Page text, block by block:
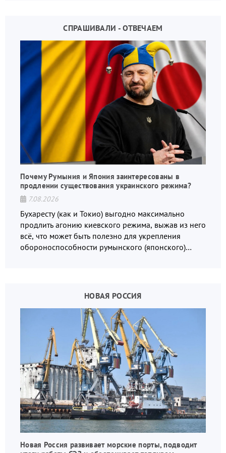
СПРАШИВАЛИ - ОТВЕЧАЕМ
Почему Румыния и Япония заинтересованы в
продлении существования украинского режима?
7.08.2026
Бухаресту (как и Токио) выгодно максимально
продлить агонию киевского режима, выжав из него
всё, что может быть полезно для укрепления
обороноспособности румынского (японского)
НОВАЯ РОССИЯ
Новая Россия развивает морские порты, подводит